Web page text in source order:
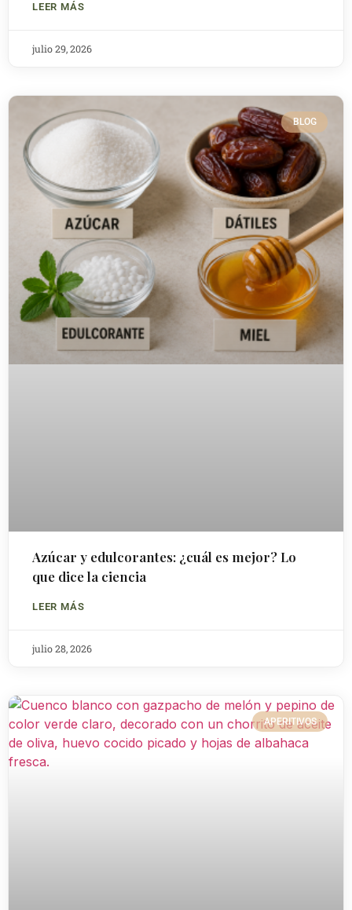
LEER MÁS
julio 29, 2026
BLOG
Azúcar y edulcorantes: ¿cuál es mejor? Lo
que dice la ciencia
LEER MÁS
julio 28, 2026
APERITIVOS